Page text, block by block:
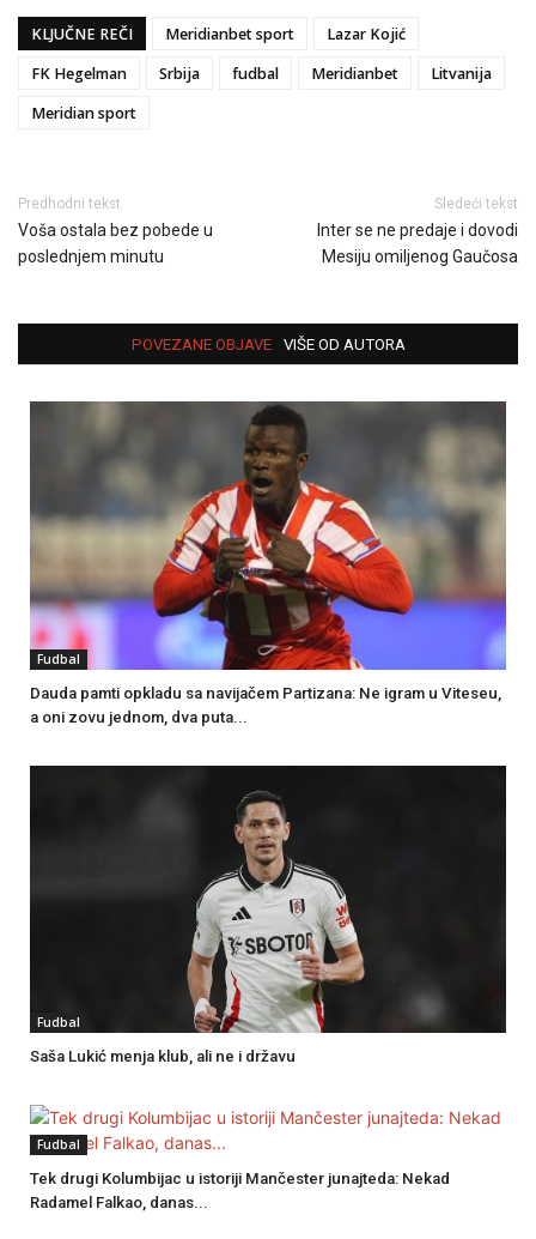
KLJUČNE REČI Meridianbet sport
Lazar Kojić
FK Hegelman
Srbija fudbal Meridianbet
Litvanija
Meridian sport
Predhodni tekst
Voša ostala bez pobede u
poslednjem minutu
Sledeći tekst
Inter se ne predaje i dovodi
Mesiju omiljenog Gaučosa
POVEZANE OBJAVE VIŠE OD AUTORA
Fudbal
Dauda pamti opkladu sa navijačem Partizana: Ne igram u Viteseu,
a oni zovu jednom, dva puta...
Fudbal
Saša Lukić menja klub, ali ne i državu
Fudbal
Tek drugi Kolumbijac u istoriji Mančester junajteda: Nekad
Radamel Falkao, danas...